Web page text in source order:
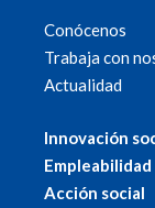
Conócenos
Trabaja con
Actualidad
Innovación
Empleabilidad
Acción social